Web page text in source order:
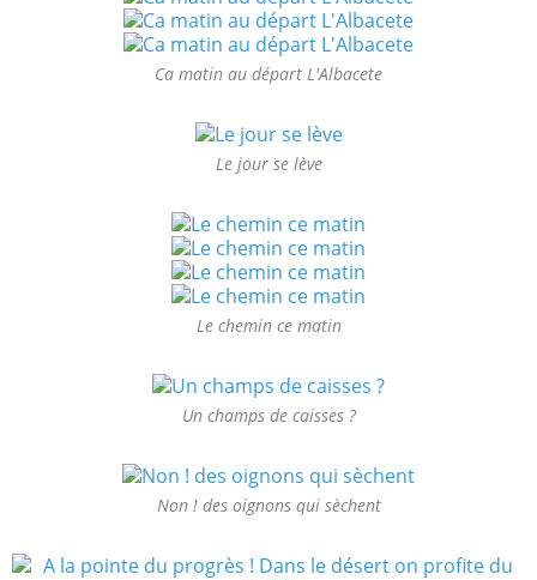
Ca matin au départ L'Albacete
Le jour se lève
Le chemin ce matin
Un champs de caisses ?
Non ! des oignons qui sèchent